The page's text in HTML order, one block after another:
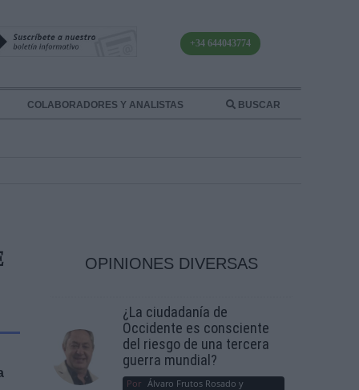
+34 644043774
COLABORADORES Y ANALISTAS BUSCAR
OPINIONES DIVERSAS
¿La ciudadanía de
Occidente es consciente
del riesgo de una tercera
guerra mundial?
Por Álvaro Frutos Rosado y